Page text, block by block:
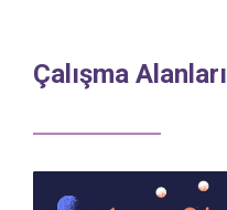
Çalışma Alanları